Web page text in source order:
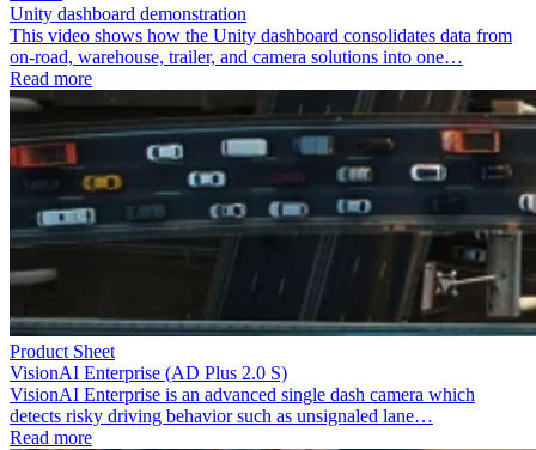
Unity dashboard demonstration
This video shows how the Unity dashboard consolidates data from
on-road, warehouse, trailer, and camera solutions into one…
Read more
Product Sheet
VisionAI Enterprise (AD Plus 2.0 S)
VisionAI Enterprise is an advanced single dash camera which
detects risky driving behavior such as unsignaled lane…
Read more